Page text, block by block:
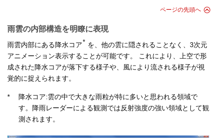
ページの先頭へ
雨雲の内部構造を明瞭に表現
雨雲内部にある降水コア* を、他の雲に隠されることなく、3次元
アニメーション表示することが可能です。 これにより、上空で形
成された降水コアが落下する様子や、風により流される様子が視
覚的に捉えられます。
*
降水コア:雲の中で大きな雨粒が特に多いと思われる領域で
す。降雨レーダーによる観測では反射強度の強い領域として観
測されます。